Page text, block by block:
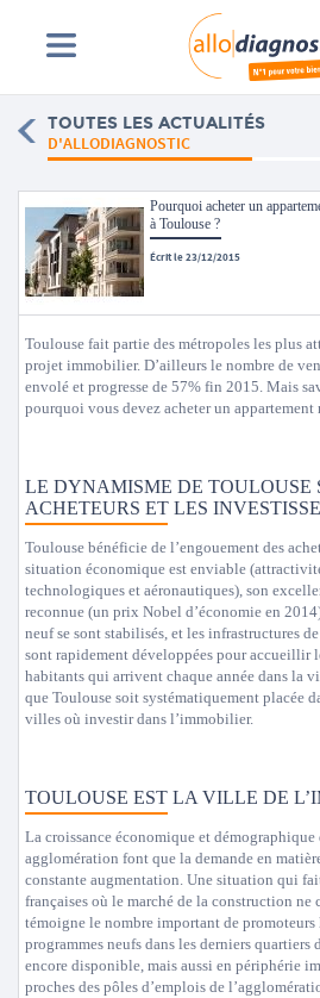
TOUTES LES ACTUALITÉS
D'ALLODIAGNOSTIC
Pourquoi acheter un
à Toulouse ?
Écrit le 23/12/2015
Toulouse fait partie des métropoles les plus
projet immobilier. D’ailleurs le nombre de
envolé et progresse de 57% fin 2015. Mais
pourquoi vous devez acheter un
LE DYNAMISME DE TOULOUSE
ACHETEURS ET LES
Toulouse bénéficie de l’engouement des
situation économique est enviable
technologiques et aéronautiques), son
reconnue (un prix Nobel d’économie en
neuf se sont stabilisés, et les infrastructures
sont rapidement développées pour accueillir
habitants qui arrivent chaque année dans la
que Toulouse soit systématiquement placée
villes où investir dans l’immobilier.
TOULOUSE EST LA VILLE DE
La croissance économique et démographique
agglomération font que la demande en
constante augmentation. Une situation qui
françaises où le marché de la construction ne
témoigne le nombre important de
programmes neufs dans les derniers
encore disponible, mais aussi en périphérie
proches des pôles d’emplois de